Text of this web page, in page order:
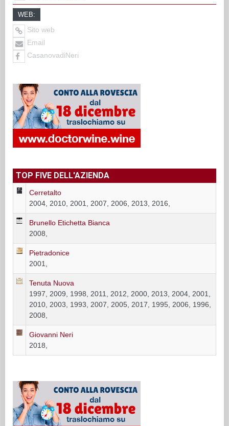
WEB:
Sito web
Email
CasanovadiNeri
TOP FIVE DELL'AZIENDA
Cerretalto
2004, 2010, 2001, 2007, 2006, 2013, 2016,
Brunello Etichetta Bianca
2008,
Pietradonice
2001,
Tenuta Nuova
1997, 2009, 1998, 2011, 2012, 2000, 2013, 2004, 2001,
2010, 2003, 1993, 2007, 2005, 2017, 1995, 2006, 1996,
2008,
Giovanni Neri
2018,